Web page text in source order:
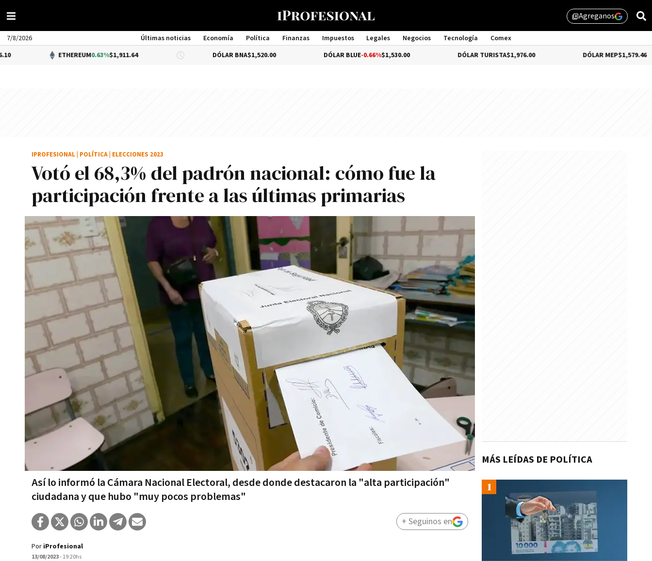
library_addAgreganos
7/8/2026 Últimas noticias Economía Política Finanzas Impuestos Legales Negocios Tecnología
Comex
Management
ETHEREUM 0.63%$1,911.64 DÓLAR BNA $1,520.00 DÓLAR BLUE-0.66% $1,530.00 DÓLAR TURISTA$1,976.00 $1,579.46
Votó el 68,3% del padrón nacional: cómo fue la
participación frente a las últimas primarias
Así lo informó la Cámara Nacional Electoral, desde donde destacaron la "alta participación"
ciudadana y que hubo "muy pocos problemas"
IPROFESIONAL POLÍTICA ELECCIONES 2023
Por iProfesional
13/08/2023- 19:20hs
+ Seguinos en
MÁS LEÍDAS DE POLÍTICA